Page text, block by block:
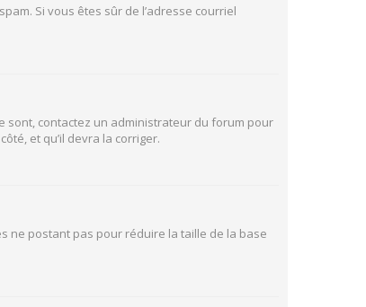
Si vous êtes sûr de l’adresse courriel
sont, contactez un administrateur du forum pour
et qu’il devra la corriger.
ne postant pas pour réduire la taille de la base